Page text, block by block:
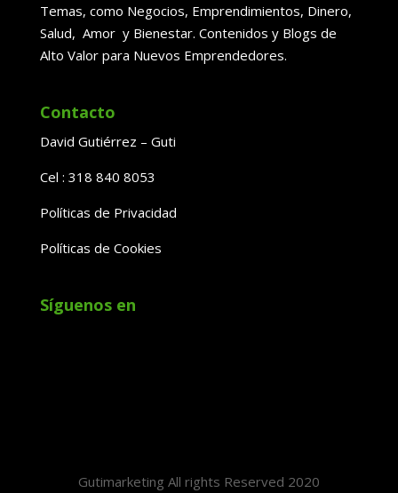
Temas, como Negocios, Emprendimientos, Dinero,
Salud, Amor y Bienestar. Contenidos y Blogs de
Alto Valor para Nuevos Emprendedores.
Contacto
David Gutiérrez – Guti
Cel : 318 840 8053
Políticas de Privacidad
Políticas de Cookies
Síguenos en
Gutimarketing All rights Reserved 2020